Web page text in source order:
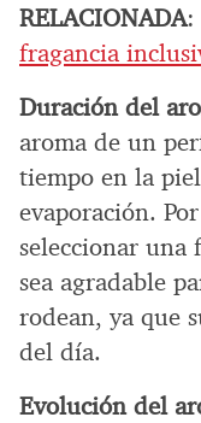
RELACIONADA:
fragancia
Duración del
aroma de un
tiempo en la
evaporación.
seleccionar una
sea agradable
rodean, ya que
del día.
Evolución del